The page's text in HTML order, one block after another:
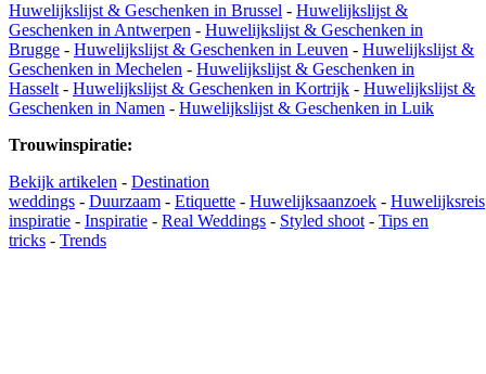
Huwelijkslijst & Geschenken in Brussel - Huwelijkslijst &
Geschenken in Antwerpen - Huwelijkslijst & Geschenken in
Brugge - Huwelijkslijst & Geschenken in Leuven - Huwelijkslijst &
Geschenken in Mechelen - Huwelijkslijst & Geschenken in
Hasselt - Huwelijkslijst & Geschenken in Kortrijk - Huwelijkslijst &
Geschenken in Namen - Huwelijkslijst & Geschenken in Luik
Trouwinspiratie:
Bekijk artikelen - Destination
weddings - Duurzaam - Etiquette - Huwelijksaanzoek - Huwelijksreis
inspiratie - Inspiratie - Real Weddings - Styled shoot - Tips en
tricks - Trends